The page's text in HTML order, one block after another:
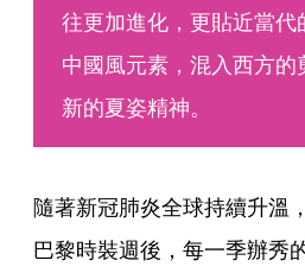
往更加進化，更貼近當
中國風元素，混入西方
新的夏姿精神。
隨著新冠肺炎全球持續升溫
巴黎時裝週後，每一季辦秀